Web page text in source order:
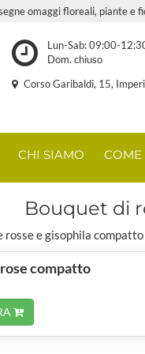
omaggi floreali, piante
Lun-Sab: 09:00-
Dom. chiuso
Corso Garibaldi, 15,
CHI SIAMO
Bouquet di
rosse e gisophila
compatto